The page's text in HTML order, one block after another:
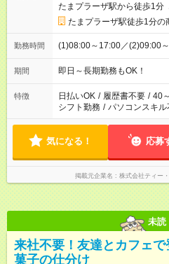
たまプラーザ駅から徒歩1分
たまプラーザ駅徒歩1分の
勤務時間 (1)08:00～17:00／(2)09:00
期間 即日～長期勤務もOK！
特徴 日払いOK / 履歴書不要 / 40
シフト勤務 / パソコンスキル
気になる！ 応募
掲載元企業名 株式会社ティー
未読
来社不要！友達とカフェ
菓子の仕分け